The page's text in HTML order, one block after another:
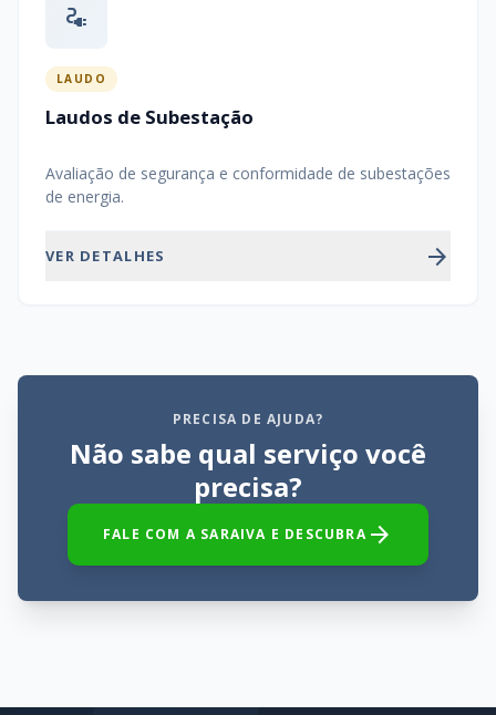
electrical_services
LAUDO
Laudos de Subestação
Avaliação de segurança e conformidade de subestações
de energia.
VER DETALHES arrow_forward
PRECISA DE AJUDA?
Não sabe qual serviço você
precisa?
FALE COM A SARAIVA E DESCUBRAarrow_forward